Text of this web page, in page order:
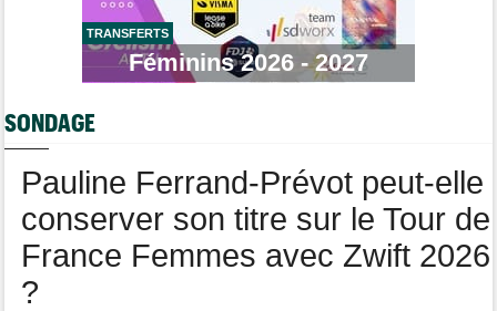
Le Tour Femmes, Pologne, Burgos… le programme de la fin de
semaine
Cyclism’Actu recrute des rédacteurs… si cela vous intéresse,
Pogacar ?
TRANSFERTS
Féminins 2026 - 2027
SONDAGE
Pauline Ferrand-Prévot peut-elle
conserver son titre sur le Tour de
France Femmes avec Zwift 2026
?